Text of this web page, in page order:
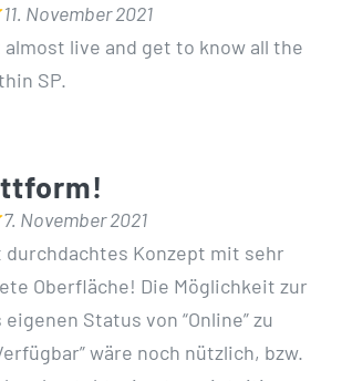
11. November 2021
live and get to know all the
SP.
7. November 2021
durchdachtes Konzept mit sehr
Oberfläche! Die Möglichkeit zur
Status von “Online” zu
wäre noch nützlich, bzw.